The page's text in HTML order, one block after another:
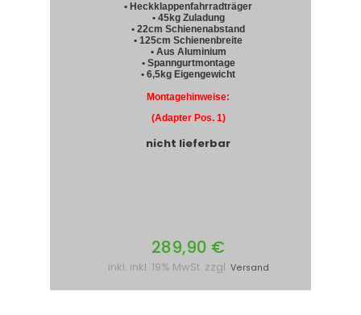
• Heckklappenfahrradträger
• 45kg Zuladung
• 22cm Schienenabstand
• 125cm Schienenbreite
• Aus Aluminium
• Spanngurtmontage
• 6,5kg Eigengewicht
Montagehinweise:
(Adapter Pos. 1)
nicht lieferbar
289,90 €
inkl. inkl. 19% MwSt. zzgl. Versand